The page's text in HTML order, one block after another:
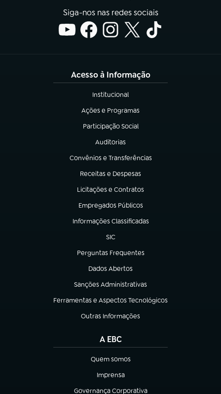
Siga-nos nas redes sociais
Acesso à Informação
Institucional
(abre em nova aba)
Ações e Programas
(abre em nova aba)
Participação Social
(abre em nova aba)
Auditorias
(abre em nova aba)
Convênios e Transferências
(abre em nova aba)
Receitas e Despesas
(abre em nova aba)
Licitações e Contratos
(abre em nova aba)
Empregados Públicos
(abre em nova aba)
Informações Classificadas
(abre em nova aba)
SIC
(abre em nova aba)
Perguntas Frequentes
(abre em nova aba)
Dados Abertos
(abre em nova aba)
Sanções Administrativas
(abre em nova aba)
Ferramentas e Aspectos Tecnológicos
(abre em nova aba)
Outras Informações
(abre em nova aba)
A EBC
Quem somos
(abre em nova aba)
Imprensa
(abre em nova aba)
Governança Corporativa